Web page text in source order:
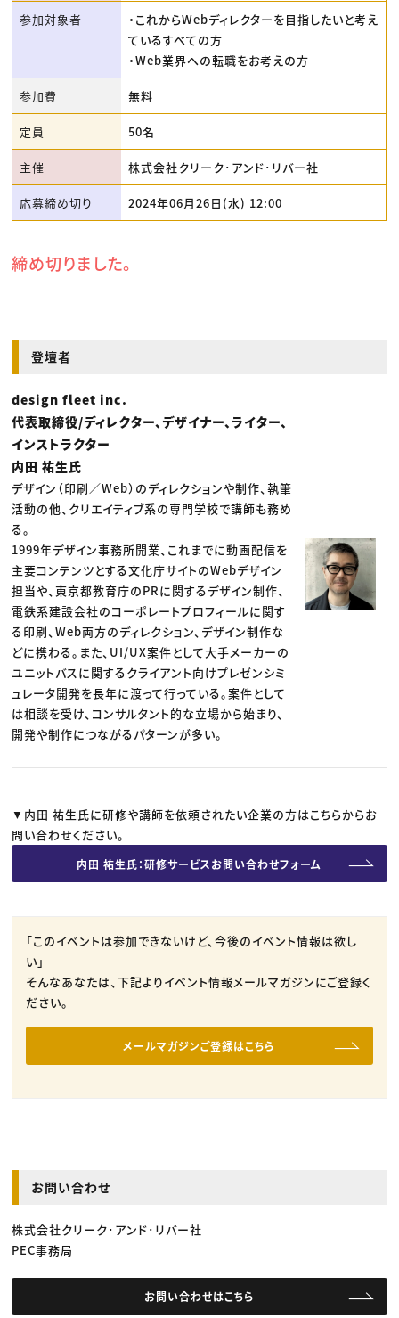
参加対象者
・これからWebディレクターを目指したいと考え
ているすべての方
・Web業界への転職をお考えの方
参加費 無料
定員 50名
主催 株式会社クリーク･アンド･リバー社
応募締め切り 2024年06月26日(水) 12:00
締め切りました。
登壇者
design fleet inc.
代表取締役/ディレクター、デザイナー、ライター、
インストラクター
内田 祐生氏
デザイン（印刷／Web）のディレクションや制作、執筆
活動の他、クリエイティブ系の専門学校で講師も務め
る。
1999年デザイン事務所開業、これまでに動画配信を
主要コンテンツとする文化庁サイトのWebデザイン
担当や、東京都教育庁のPRに関するデザイン制作、
電鉄系建設会社のコーポレートプロフィールに関す
る印刷、Web両方のディレクション、デザイン制作な
どに携わる。また、UI/UX案件として大手メーカーの
ユニットバスに関するクライアント向けプレゼンシミ
ュレータ開発を長年に渡って行っている。案件として
は相談を受け、コンサルタント的な立場から始まり、
開発や制作につながるパターンが多い。
▼内田 祐生氏に研修や講師を依頼されたい企業の方はこちらからお
問い合わせください。
内田 祐生氏：研修サービスお問い合わせフォーム
「このイベントは参加できないけど、今後のイベント情報は欲し
い」
そんなあなたは、下記よりイベント情報メールマガジンにご登録く
ださい。
メールマガジンご登録はこちら
お問い合わせ
株式会社クリーク･アンド･リバー社
PEC事務局
お問い合わせはこちら